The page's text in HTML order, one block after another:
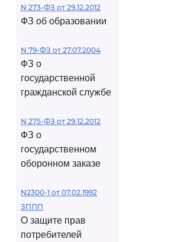
N 273-ФЗ от 29.12.2012
ФЗ об образовании
N 79-ФЗ от 27.07.2004
ФЗ о
государственной
гражданской службе
N 275-ФЗ от 29.12.2012
ФЗ о
государственном
оборонном заказе
N2300-1 от 07.02.1992
ЗППП
О защите прав
потребителей